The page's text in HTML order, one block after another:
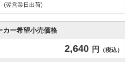
(翌営業日出荷)
カー希望小売価格
2,640 円 （税込）